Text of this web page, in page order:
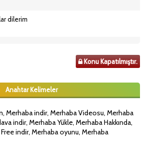
dilerim
Konu Kapatılmıştır.
Anahtar Kelimeler
Merhaba indir, Merhaba Videosu, Merhaba
indir, Merhaba Yükle, Merhaba Hakkında,
indir, Merhaba oyunu, Merhaba